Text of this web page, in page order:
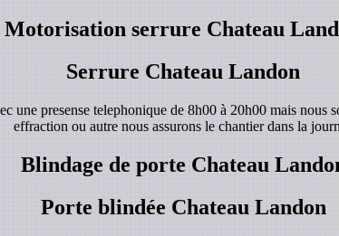
Motorisation serrure Chateau
Serrure Chateau Landon
une presense telephonique de 8h00 à 20h00 mais nous
effraction ou autre nous assurons le chantier dans la
Blindage de porte Chateau
Porte blindée Chateau Landon